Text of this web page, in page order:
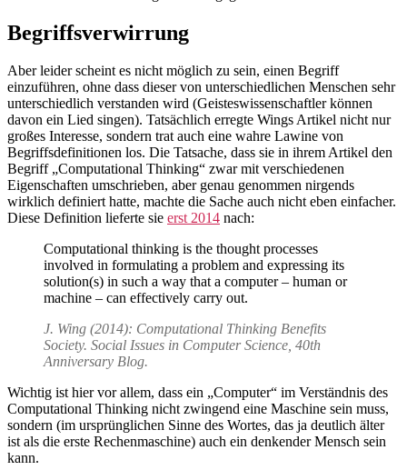
Begriffsverwirrung
Aber leider scheint es nicht möglich zu sein, einen Begriff
einzuführen, ohne dass dieser von unterschiedlichen Menschen sehr
unterschiedlich verstanden wird (Geisteswissenschaftler können
davon ein Lied singen). Tatsächlich erregte Wings Artikel nicht nur
großes Interesse, sondern trat auch eine wahre Lawine von
Begriffsdefinitionen los. Die Tatsache, dass sie in ihrem Artikel den
Begriff „Computational Thinking“ zwar mit verschiedenen
Eigenschaften umschrieben, aber genau genommen nirgends
wirklich definiert hatte, machte die Sache auch nicht eben einfacher.
Diese Definition lieferte sie erst 2014 nach:
Computational thinking is the thought processes
involved in formulating a problem and expressing its
solution(s) in such a way that a computer – human or
machine – can effectively carry out.
J. Wing (2014): Computational Thinking Benefits
Society. Social Issues in Computer Science, 40th
Anniversary Blog.
Wichtig ist hier vor allem, dass ein „Computer“ im Verständnis des
Computational Thinking nicht zwingend eine Maschine sein muss,
sondern (im ursprünglichen Sinne des Wortes, das ja deutlich älter
ist als die erste Rechenmaschine) auch ein denkender Mensch sein
kann.